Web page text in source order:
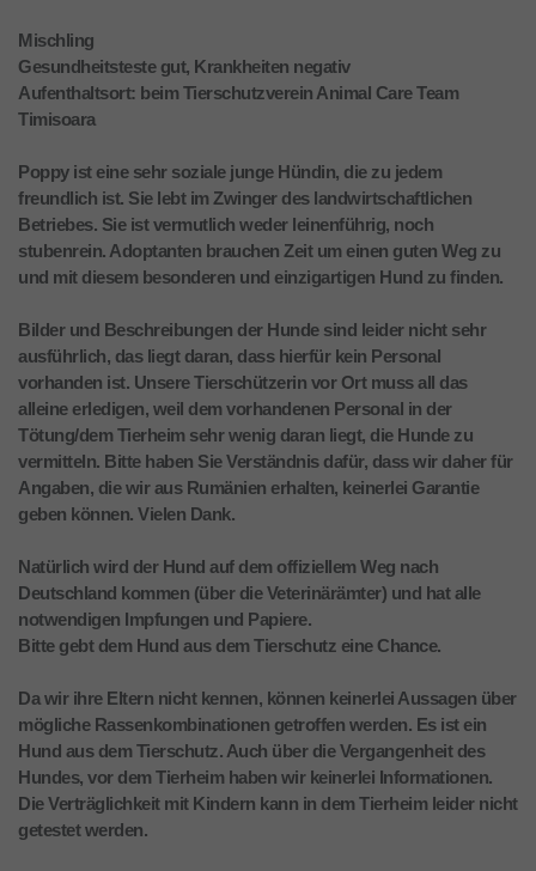
Mischling
Gesundheitsteste gut, Krankheiten negativ
Aufenthaltsort: beim Tierschutzverein Animal Care Team
Timisoara
Poppy ist eine sehr soziale junge Hündin, die zu jedem
freundlich ist. Sie lebt im Zwinger des landwirtschaftlichen
Betriebes. Sie ist vermutlich weder leinenführig, noch
stubenrein. Adoptanten brauchen Zeit um einen guten Weg zu
und mit diesem besonderen und einzigartigen Hund zu finden.
Bilder und Beschreibungen der Hunde sind leider nicht sehr
ausführlich, das liegt daran, dass hierfür kein Personal
vorhanden ist. Unsere Tierschützerin vor Ort muss all das
alleine erledigen, weil dem vorhandenen Personal in der
Tötung/dem Tierheim sehr wenig daran liegt, die Hunde zu
vermitteln. Bitte haben Sie Verständnis dafür, dass wir daher für
Angaben, die wir aus Rumänien erhalten, keinerlei Garantie
geben können. Vielen Dank.
Natürlich wird der Hund auf dem offiziellem Weg nach
Deutschland kommen (über die Veterinärämter) und hat alle
notwendigen Impfungen und Papiere.
Bitte gebt dem Hund aus dem Tierschutz eine Chance.
Da wir ihre Eltern nicht kennen, können keinerlei Aussagen über
mögliche Rassenkombinationen getroffen werden. Es ist ein
Hund aus dem Tierschutz. Auch über die Vergangenheit des
Hundes, vor dem Tierheim haben wir keinerlei Informationen.
Die Verträglichkeit mit Kindern kann in dem Tierheim leider nicht
getestet werden.